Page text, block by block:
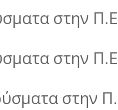
στην
στην
στην